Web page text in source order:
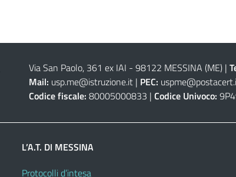
Via San Paolo, 361 ex IAI - 98122 MESSINA (ME)|
Mail: usp.me@istruzione.it| PEC:
Codice fiscale: 80005000833 | Codice Univoco:
L’A.T. DI MESSINA
Protocolli d’intesa